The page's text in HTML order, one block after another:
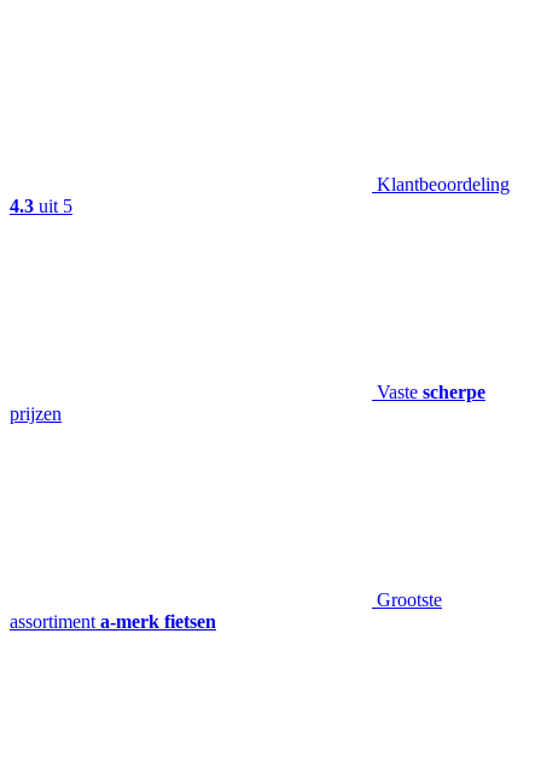
Klantbeoordeling
4.3 uit 5
Vaste scherpe
prijzen
Grootste
assortiment a-merk fietsen